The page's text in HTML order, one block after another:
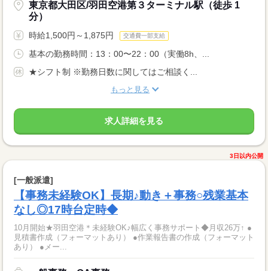
東京都大田区/羽田空港第３ターミナル駅（徒歩 1
分）
時給1,500円～1,875円 交通費一部支給
基本の勤務時間：13：00〜22：00（実働8h、...
★シフト制 ※勤務日数に関してはご相談く...
もっと見る
求人詳細を見る
3日以内公開
[一般派遣]
【事務未経験OK】長期♪動き＋事務○残業基本
なし◎17時台定時◆
10月開始★羽田空港＊未経験OK♪幅広く事務サポート◆月収26万↑ ●
見積書作成（フォーマットあり） ●作業報告書の作成（フォーマット
あり） ●メー...